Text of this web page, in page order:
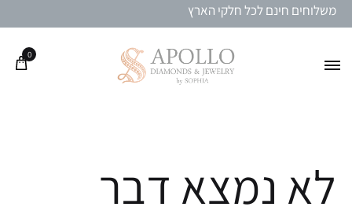
משלוחים חינם לכל חלקי הארץ
0
לא נמצא דבר